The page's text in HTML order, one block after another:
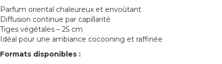
Parfum oriental chaleureux et envoûtant
Diffusion continue par capillarité
Tiges végétales – 25 cm
Idéal pour une ambiance cocooning et raffinée
Formats disponibles :